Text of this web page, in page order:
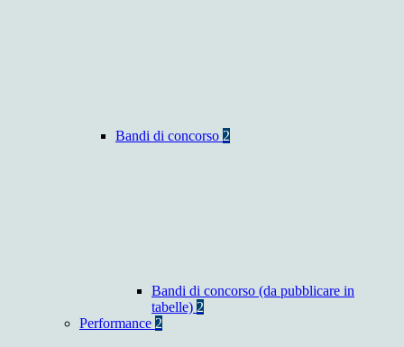
Bandi di concorso 2
Bandi di concorso (da pubblicare in
tabelle) 2
Performance 2